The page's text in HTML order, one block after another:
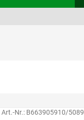
Art.-Nr.: B663905910/5089